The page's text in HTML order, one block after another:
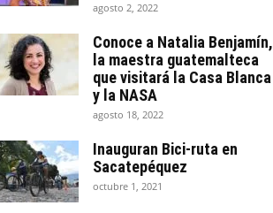
agosto 2, 2022
Conoce a Natalia Benjamín,
la maestra guatemalteca
que visitará la Casa Blanca
y la NASA
agosto 18, 2022
Inauguran Bici-ruta en
Sacatepéquez
octubre 1, 2021